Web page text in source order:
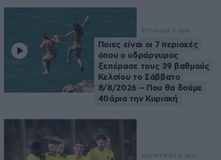
ΕΛΛΑΔΑ2 λ. πριν
Ποιες είναι οι 7 περιοχές
όπου ο υδράργυρος
ξεπέρασε τους 39 βαθμούς
Κελσίου το Σάββατο
8/8/2026 – Που θα δούμε
40άρια την Κυριακή
ΑΘΛΗΤΙΚΑ9 λ. πριν